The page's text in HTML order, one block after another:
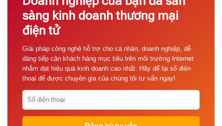
sàng kinh doanh thương mại
điện tử
Giải pháp công nghệ hỗ trợ cho cá nhân, doanh nghiệp, dễ
dàng tiếp cận khách hàng mục tiêu trên môi trường Internet
nhằm đạt hiệu quả kinh doanh cao nhất. Hãy để lại số điện
thoại để được chuyên gia của chúng tôi tư vấn ngay!